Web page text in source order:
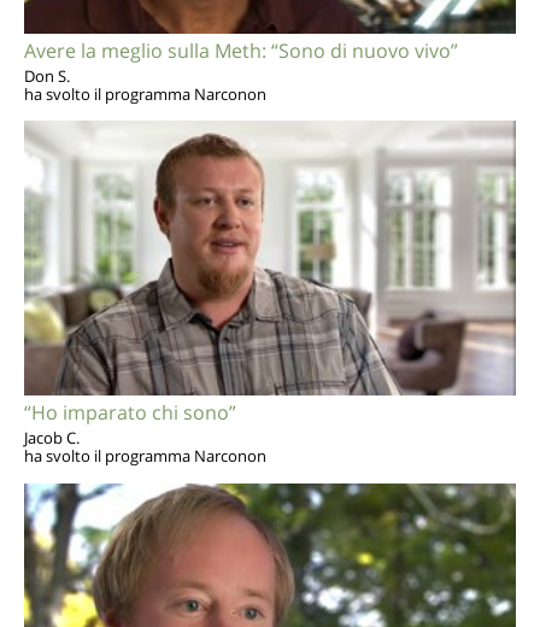
Avere la meglio sulla Meth: “Sono di nuovo vivo”
Don S.
ha svolto il programma Narconon
“Ho imparato chi sono”
Jacob C.
ha svolto il programma Narconon